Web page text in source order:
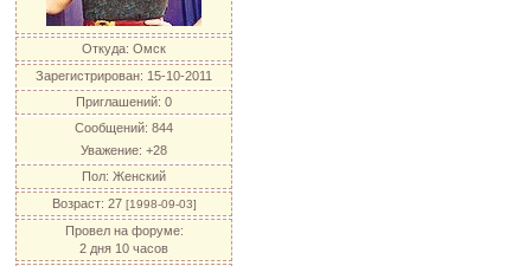
Откуда: Омск
Зарегистрирован: 15-10-2011
Приглашений: 0
Сообщений: 844
Уважение: +28
Пол: Женский
Возраст: 27 [1998-09-03]
Провел на форуме:
2 дня 10 часов